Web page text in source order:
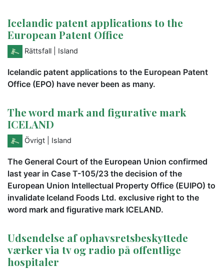
Icelandic patent applications to the
European Patent Office
Rättsfall | Island
Icelandic patent applications to the European Patent
Office (EPO) have never been as many.
The word mark and figurative mark
ICELAND
Övrigt | Island
The General Court of the European Union confirmed
last year in Case T-105/23 the decision of the
European Union Intellectual Property Office (EUIPO) to
invalidate Iceland Foods Ltd. exclusive right to the
word mark and figurative mark ICELAND.
Udsendelse af ophavsretsbeskyttede
værker via tv og radio på offentlige
hospitaler